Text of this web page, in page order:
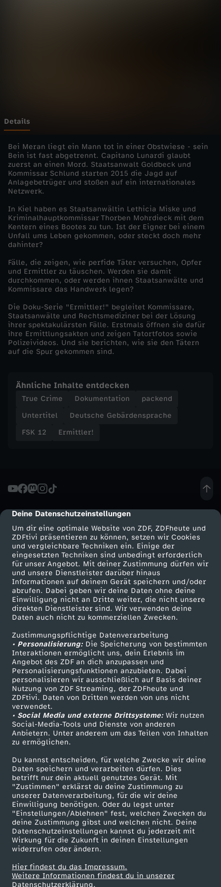
cmp-dialog-description
Deine Datenschutzeinstellungen
Um dir eine optimale Website von ZDF, ZDFheute und
ZDFtivi präsentieren zu können, setzen wir Cookies
und vergleichbare Techniken ein. Einige der
eingesetzten Techniken sind unbedingt erforderlich
für unser Angebot. Mit deiner Zustimmung dürfen wir
und unsere Dienstleister darüber hinaus
Informationen auf deinem Gerät speichern und/oder
abrufen. Dabei geben wir deine Daten ohne deine
Einwilligung nicht an Dritte weiter, die nicht unsere
direkten Dienstleister sind. Wir verwenden deine
Daten auch nicht zu kommerziellen Zwecken.
Zustimmungspflichtige Datenverarbeitung
• Personalisierung:Die Speicherung von bestimmten
Interaktionen ermöglicht uns, dein Erlebnis im
Angebot des ZDF an dich anzupassen und
Personalisierungsfunktionen anzubieten. Dabei
personalisieren wir ausschließlich auf Basis deiner
Nutzung von ZDF Streaming, der ZDFheute und
ZDFtivi. Daten von Dritten werden von uns nicht
verwendet.
• Social Media und externe Drittsysteme:Wir nutzen
Social-Media-Tools und Dienste von anderen
Anbietern. Unter anderem um das Teilen von Inhalten
zu ermöglichen.
Du kannst entscheiden, für welche Zwecke wir deine
Daten speichern und verarbeiten dürfen. Dies
betrifft nur dein aktuell genutztes Gerät. Mit
"Zustimmen" erklärst du deine Zustimmung zu
unserer Datenverarbeitung, für die wir deine
Einwilligung benötigen. Oder du legst unter
"Einstellungen/Ablehnen" fest, welchen Zwecken du
deine Zustimmung gibst und welchen nicht. Deine
Datenschutzeinstellungen kannst du jederzeit mit
Wirkung für die Zukunft in deinen Einstellungen
widerrufen oder ändern.
Hier findest du das Impressum.
Weitere Informationen findest du in unserer
Datenschutzerklärung.
i
e
T
ä
u
s
c
h
u
n
Details
Bei Meran liegt ein Mann tot in einer Obstwiese - sein
Bein ist fast abgetrennt. Capitano Lunardi glaubt
zuerst an einen Mord. Staatsanwalt Goldbeck und
Kommissar Schlund starten 2015 die Jagd auf
Anlagebetrüger und stoßen auf ein internationales
Netzwerk.
In Kiel haben es Staatsanwältin Lethicia Miske und
Kriminalhauptkommissar Thorben Mohrdieck mit dem
Kentern eines Bootes zu tun. Ist der Eigner bei einem
Unfall ums Leben gekommen, oder steckt doch mehr
dahinter?
Fälle, die zeigen, wie perfide Täter versuchen, Opfer
und Ermittler zu täuschen. Werden sie damit
durchkommen, oder werden ihnen Staatsanwälte und
Kommissare das Handwerk legen?
Die Doku-Serie "Ermittler!" begleitet Kommissare,
Staatsanwälte und Rechtsmediziner bei der Lösung
ihrer spektakulärsten Fälle. Erstmals öffnen sie dafür
ihre Ermittlungsakten und zeigen Tatortfotos sowie
Polizeivideos. Und sie berichten, wie sie den Tätern
auf die Spur gekommen sind.
Ähnliche Inhalte entdecken
True Crime Dokumentation
packend
Untertitel
Deutsche Gebärdensprache
FSK 12
Ermittler!
Mehr ZDF
ZDF-Apps
Smart TV
ZDFtext
Livestreams
Sendungen A-Z
TV-Programm
Service
ZDFmitreden
Kontakt zum ZDF
Tickets
Zuschauerservice
Hilfe
ZDF Unternehmen
Karriere
ZDF goes Schule
Werbefernsehen
Mainzelmännchen
Partner